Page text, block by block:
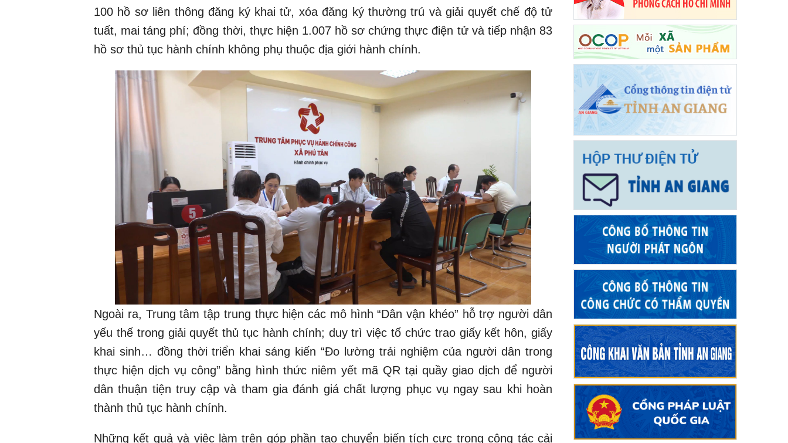
100 hồ sơ liên thông đăng ký khai tử, xóa đăng ký thường trú và giải quyết chế độ tử
tuất, mai táng phí; đồng thời, thực hiện 1.007 hồ sơ chứng thực điện tử và tiếp nhận 83
hồ sơ thủ tục hành chính không phụ thuộc địa giới hành chính.
Ngoài ra, Trung tâm tập trung thực hiện các mô hình “Dân vận khéo” hỗ trợ người dân
yếu thế trong giải quyết thủ tục hành chính; duy trì việc tổ chức trao giấy kết hôn, giấy
khai sinh… đồng thời triển khai sáng kiến “Đo lường trải nghiệm của người dân trong
thực hiện dịch vụ công” bằng hình thức niêm yết mã QR tại quầy giao dịch để người
dân thuận tiện truy cập và tham gia đánh giá chất lượng phục vụ ngay sau khi hoàn
thành thủ tục hành chính.
Những kết quả và việc làm trên góp phần tạo chuyển biến tích cực trong công tác cải